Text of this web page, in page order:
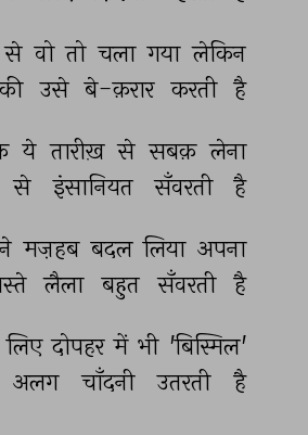
से वो तो चला गया लेकिन
उसे बे-क़रार करती है
ये तारीख़ से सबक़ लेना
से इंसानियत सँवरती है
ने मज़हब बदल लिया अपना
लैला बहुत सँवरती है
लिए दोपहर में भी 'बिस्मिल'
अलग चाँदनी उतरती है